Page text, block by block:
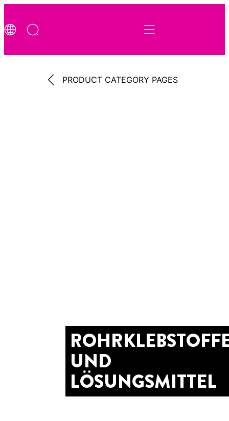
PRODUCT CATEGORY PAGES
UND
LÖSUNGSMITTEL